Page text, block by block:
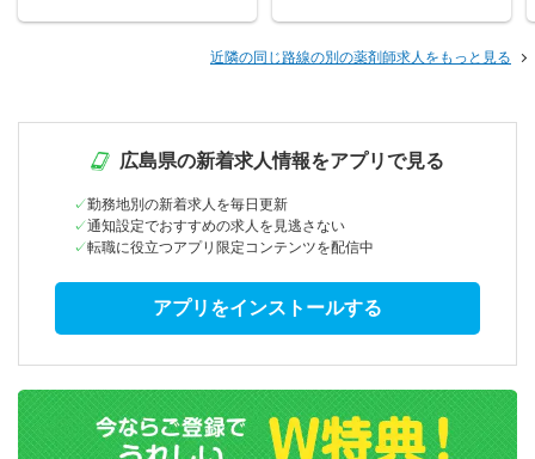
近隣の同じ路線の別の薬剤師求人をもっと見る
広島県の新着求人情報をアプリで見る
勤務地別の新着求人を毎日更新
通知設定でおすすめの求人を見逃さない
転職に役立つアプリ限定コンテンツを配信中
アプリをインストールする